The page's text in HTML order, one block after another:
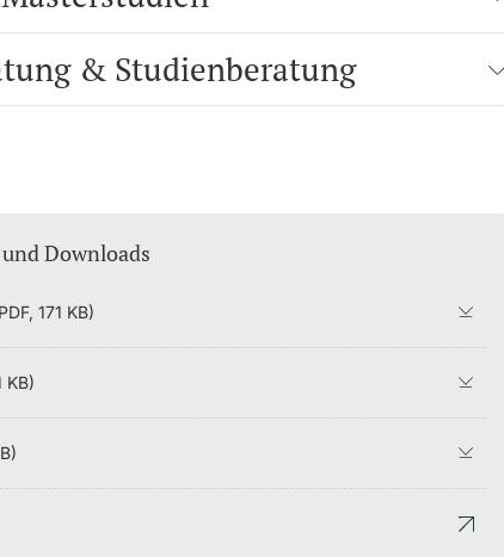
& Studienberatung
Downloads
171 KB)
KB)